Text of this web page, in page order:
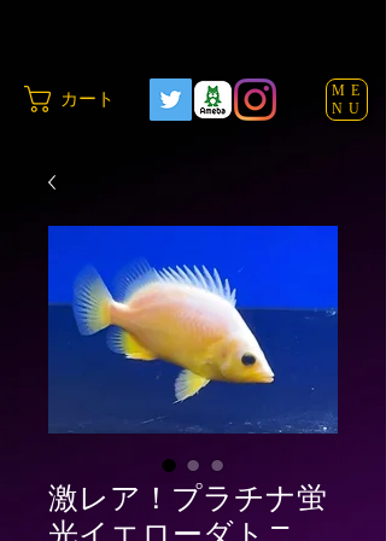
カート
ME
NU
激レア！プラチナ蛍